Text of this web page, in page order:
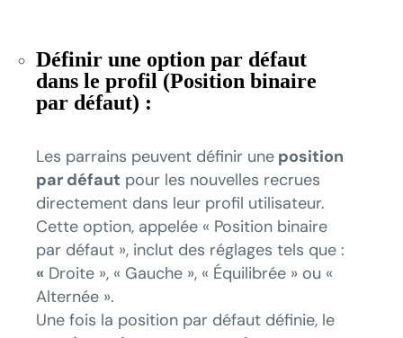
Définir une option par défaut
dans le profil (Position binaire
par défaut) :
Les parrains peuvent définir une position
par défaut pour les nouvelles recrues
directement dans leur profil utilisateur.
Cette option, appelée « Position binaire
par défaut », inclut des réglages tels que :
« Droite », « Gauche », « Équilibrée » ou «
Alternée ».
Une fois la position par défaut définie, le